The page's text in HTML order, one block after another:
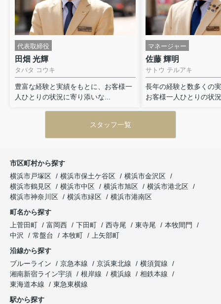
代表取締役
田畑 光輝
タバタ コウキ
豊富な経験と実績をもとに、お客様一
人ひとりの状況に寄り添いな...
マネージャー
佐藤 輝明
サトウ テルアキ
長年の経験と数多くの
お客様一人ひとりの状
スタッフ一覧
市区町村から探す
横浜市戸塚区
横浜市保土ケ谷区
横浜市金沢区
横浜市鶴見区
横浜市中区 横浜市旭区
横浜市港北区
横浜市神奈川区
横浜市緑区
横浜市港南区
町名から探す
上菅田町
富岡西 下田町 西寺尾 東寺尾
本牧間門
中沢
常盤台 本牧町
上矢部町
沿線から探す
ブルーライン
京急本線 京浜東北線
横須賀線
湘南新宿ライン宇須
根岸線 横浜線
相鉄本線
東海道本線
東急東横線
駅から探す